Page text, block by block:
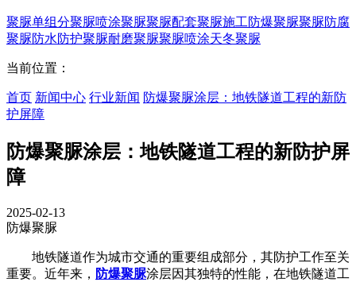
聚脲单组分聚脲喷涂聚脲聚脲配套聚脲施工防爆聚脲聚脲防腐
聚脲防水防护聚脲耐磨聚脲聚脲喷涂天冬聚脲
当前位置：
首页 新闻中心 行业新闻 防爆聚脲涂层：地铁隧道工程的新防
护屏障
防爆聚脲涂层：地铁隧道工程的新防护屏
障
2025-02-13
防爆聚脲
地铁隧道作为城市交通的重要组成部分，其防护工作至关
重要。近年来， 防爆聚脲涂层因其独特的性能，在地铁隧道工